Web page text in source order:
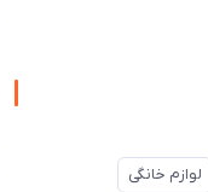
لوازم خانگی